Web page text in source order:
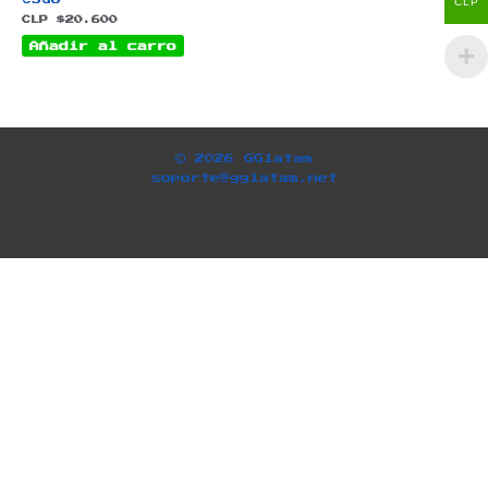
CLP $20.600
Añadir al carro
© 2026 GGlatam
soporte@gglatam.net